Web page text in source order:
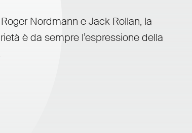
Nordmann e Jack Rollan, la
è da sempre l’espressione della